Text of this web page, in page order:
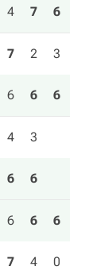
4 7 6
7 2 3
6 6 6
4 3
6 6
6 6 6
7 4 0